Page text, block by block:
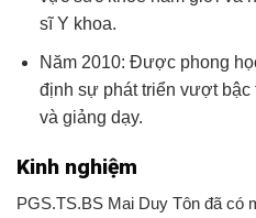
sĩ Y khoa.
Năm 2010: Được phong
định sự phát triển vượt
và giảng dạy.
Kinh nghiệm
PGS.TS.BS Mai Duy Tôn đã có